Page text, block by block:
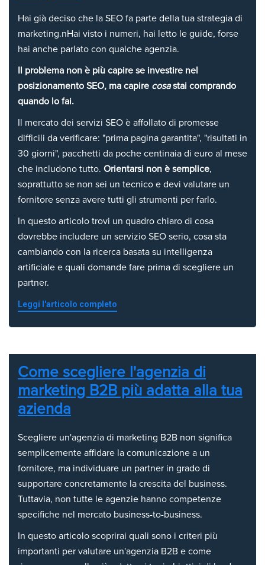
Hai già deciso che la SEO fa parte della tua strategia di
marketing.nHai visto i numeri, hai letto le guide, forse
hai anche parlato con qualche agenzia.
Il problema non è più capire se investire nel
posizionamento SEO, ma capire cosastai comprando
quando lo fai.
Il mercato dei servizi SEO è affollato di promesse
difficili da verificare: "prima pagina garantita", "risultati in
30 giorni", pacchetti da poche centinaia di euro al mese
che includono tutto. Orientarsi non è semplice,
soprattutto se non sei un tecnico e devi valutare un
fornitore senza avere tutti gli strumenti per farlo.
In questo articolo trovi un quadro chiaro di cosa
dovrebbe includere un servizio SEO serio, cosa sta
cambiando con la ricerca basata su intelligenza
artificiale e quali domande fare prima di scegliere un
partner.
Leggi l'articolo completo
Come scegliere l'agenzia di
marketing B2B più adatta alla tua
azienda
Scegliere un'agenzia di marketing B2B non significa
semplicemente affidare la comunicazione a un
fornitore, ma individuare un partner in grado di
supportare concretamente la crescita del business.
Tuttavia, non tutte le agenzie hanno competenze
specifiche nel mercato business-to-business.
In questo articolo scoprirai quali sono i criteri più
importanti per valutare un'agenzia B2B e come